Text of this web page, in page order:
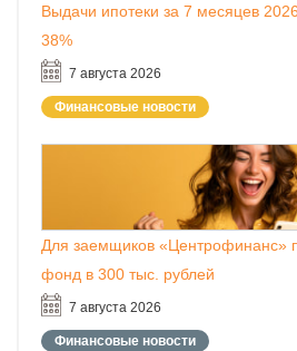
Выдачи ипотеки за 7 месяцев
38%
7 августа 2026
Финансовые новости
Для заемщиков «Центрофинанс»
фонд в 300 тыс. рублей
7 августа 2026
Финансовые новости